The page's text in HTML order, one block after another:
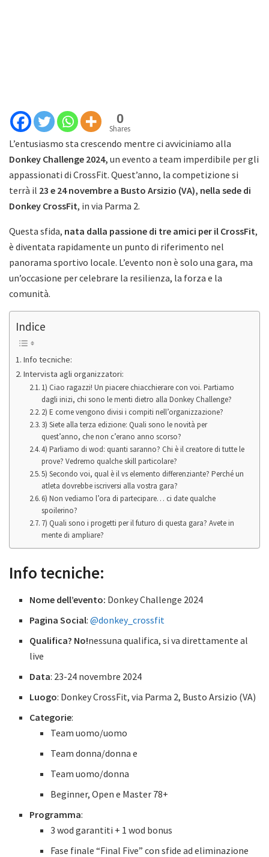
0
Shares
L’entusiasmo sta crescendo mentre ci avviciniamo alla
Donkey Challenge 2024, un evento a team imperdibile per gli
appassionati di CrossFit. Quest’anno, la competizione si
terrà il 23 e 24 novembre a Busto Arsizio (VA), nella sede di
Donkey CrossFit, in via Parma 2.
Questa sfida, nata dalla passione di tre amici per il CrossFit,
è diventata rapidamente un punto di riferimento nel
panorama sportivo locale. L’evento non è solo una gara, ma
un’occasione per celebrare la resilienza, la forza e la
comunità.
Indice
Info tecniche:
Intervista agli organizzatori:
1) Ciao ragazzi! Un piacere chiacchierare con voi. Partiamo
dagli inizi, chi sono le menti dietro alla Donkey Challenge?
2) E come vengono divisi i compiti nell’organizzazione?
3) Siete alla terza edizione: Quali sono le novità per
quest’anno, che non c’erano anno scorso?
4) Parliamo di wod: quanti saranno? Chi è il creatore di tutte le
prove? Vedremo qualche skill particolare?
5) Secondo voi, qual è il vs elemento differenziante? Perché un
atleta dovrebbe iscriversi alla vostra gara?
6) Non vediamo l’ora di partecipare… ci date qualche
spoilerino?
7) Quali sono i progetti per il futuro di questa gara? Avete in
mente di ampliare?
Info tecniche:
Nome dell’evento: Donkey Challenge 2024
Pagina Social:@donkey_crossfit
Qualifica? No!nessuna qualifica, si va direttamente al
live
Data: 23-24 novembre 2024
Luogo: Donkey CrossFit, via Parma 2, Busto Arsizio (VA)
Categorie:
Team uomo/uomo
Team donna/donna e
Team uomo/donna
Beginner, Open e Master 78+
Programma:
3 wod garantiti + 1 wod bonus
Fase finale “Final Five” con sfide ad eliminazione